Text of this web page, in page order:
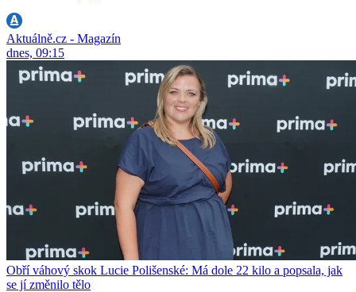
Aktuálně.cz - Magazín
dnes, 09:15
Obří váhový skok Lucie Polišenské: Má dole 22 kilo a popsala, jak
se jí změnilo tělo